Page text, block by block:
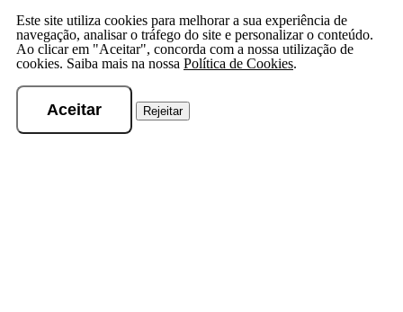
Este site utiliza cookies para melhorar a sua experiência de
navegação, analisar o tráfego do site e personalizar o conteúdo.
Ao clicar em "Aceitar", concorda com a nossa utilização de
cookies. Saiba mais na nossa Política de Cookies.
Aceitar Rejeitar